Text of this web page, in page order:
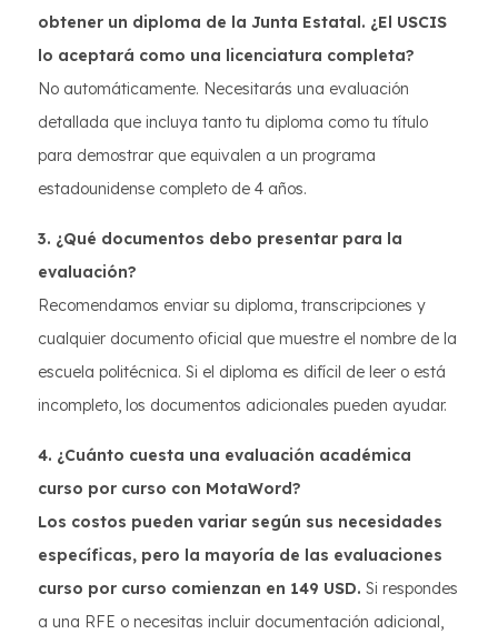
obtener un diploma de la Junta Estatal. ¿El USCIS
lo aceptará como una licenciatura completa?
No automáticamente. Necesitarás una evaluación
detallada que incluya tanto tu diploma como tu título
para demostrar que equivalen a un programa
estadounidense completo de 4 años.
3. ¿Qué documentos debo presentar para la
evaluación?
Recomendamos enviar su diploma, transcripciones y
cualquier documento oficial que muestre el nombre de la
escuela politécnica. Si el diploma es difícil de leer o está
incompleto, los documentos adicionales pueden ayudar.
4. ¿Cuánto cuesta una evaluación académica
curso por curso con MotaWord?
Los costos pueden variar según sus necesidades
específicas, pero la mayoría de las evaluaciones
curso por curso comienzan en 149 USD. Si respondes
a una RFE o necesitas incluir documentación adicional,